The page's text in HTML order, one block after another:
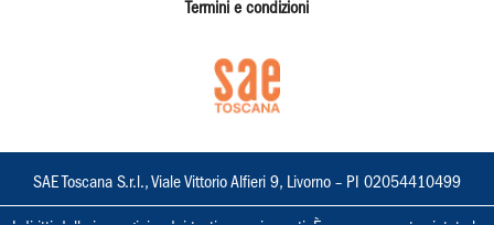
Termini e condizioni
SAE Toscana S.r.l., Viale Vittorio Alfieri 9, Livorno – PI 02054410499